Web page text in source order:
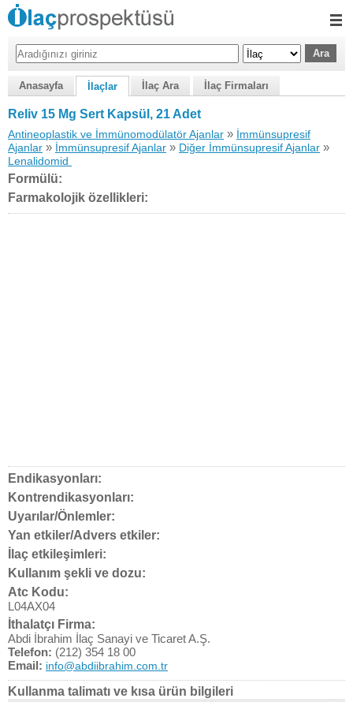
Anasayfa İlaçlar İlaç Ara İlaç Firmaları
Reliv 15 Mg Sert Kapsül, 21 Adet
Antineoplastik ve İmmünomodülatör Ajanlar » İmmünsupresif
Ajanlar » İmmünsupresif Ajanlar » Diğer İmmünsupresif Ajanlar »
Lenalidomid
Formülü:
Farmakolojik özellikleri:
Endikasyonları:
Kontrendikasyonları:
Uyarılar/Önlemler:
Yan etkiler/Advers etkiler:
İlaç etkileşimleri:
Kullanım şekli ve dozu:
Atc Kodu:
L04AX04
İthalatçı Firma:
Abdi İbrahim İlaç Sanayi ve Ticaret A.Ş.
Telefon: (212) 354 18 00
Email: info@abdiibrahim.com.tr
Kullanma talimatı ve kısa ürün bilgileri